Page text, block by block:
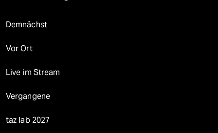
Demnächst
Vor Ort
Live im Stream
Vergangene
taz lab 2027